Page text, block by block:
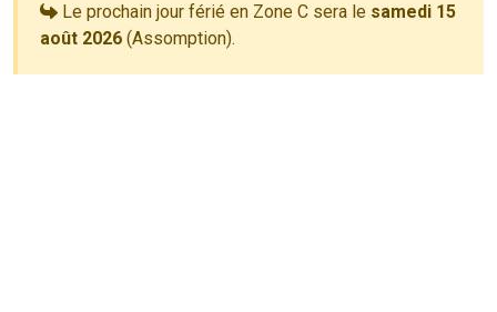
Le prochain jour férié en Zone C sera le samedi 15
août 2026 (Assomption).